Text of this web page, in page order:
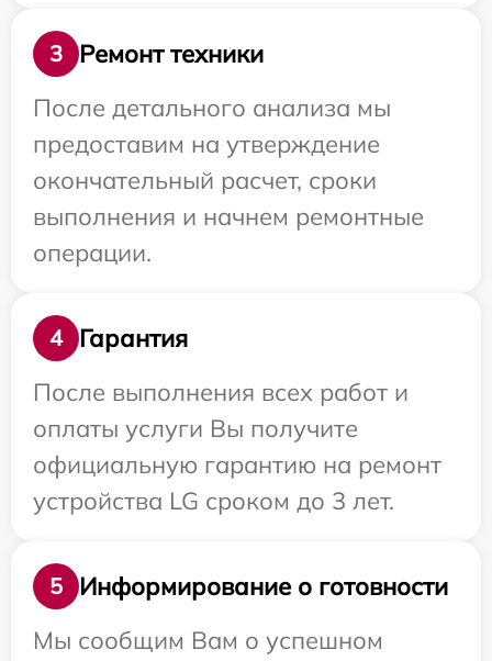
3
Ремонт техники
После детального анализа мы
предоставим на утверждение
окончательный расчет, сроки
выполнения и начнем ремонтные
операции.
4
Гарантия
После выполнения всех работ и
оплаты услуги Вы получите
официальную гарантию на ремонт
устройства LG сроком до 3 лет.
5
Информирование о готовности
Мы сообщим Вам о успешном